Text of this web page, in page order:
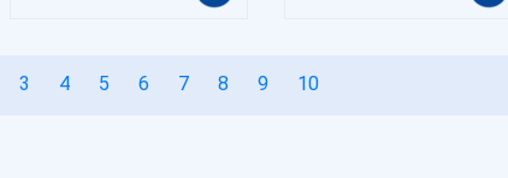
3 4 5 6 7 8 9 10